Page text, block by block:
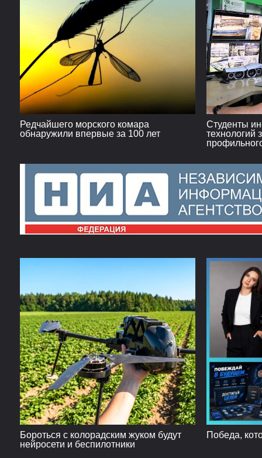
Редчайшего морского комара
обнаружили впервые за 100 лет
Студенты
технологий
Бороться с колорадским жуком будут
нейросети и беспилотники
Победа,